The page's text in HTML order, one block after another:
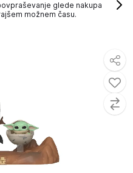
glede nakupa
možnem času.